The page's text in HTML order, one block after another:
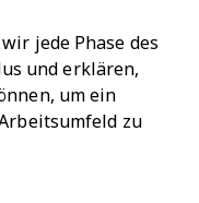
jede Phase des
und erklären,
um ein
zu